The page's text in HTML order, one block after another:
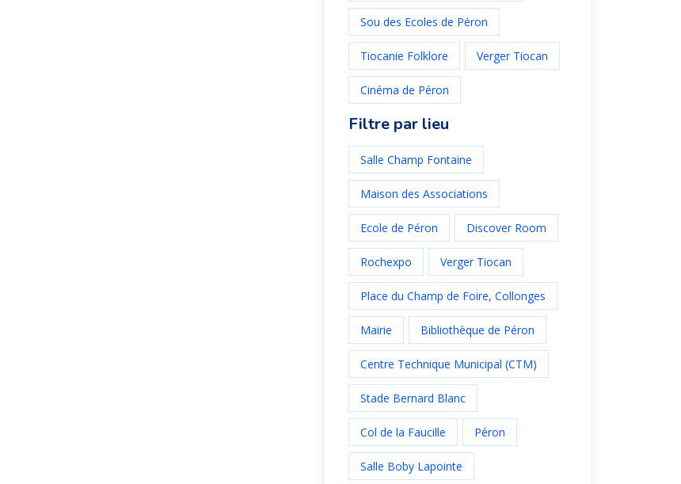
Sou des Ecoles de Péron
Tiocanie Folklore Verger Tiocan
Cinéma de Péron
Filtre par lieu
Salle Champ Fontaine
Maison des Associations
Ecole de Péron Discover Room
Rochexpo Verger Tiocan
Place du Champ de Foire, Collonges
Mairie Bibliothèque de Péron
Centre Technique Municipal (CTM)
Stade Bernard Blanc
Col de la Faucille Péron
Salle Boby Lapointe